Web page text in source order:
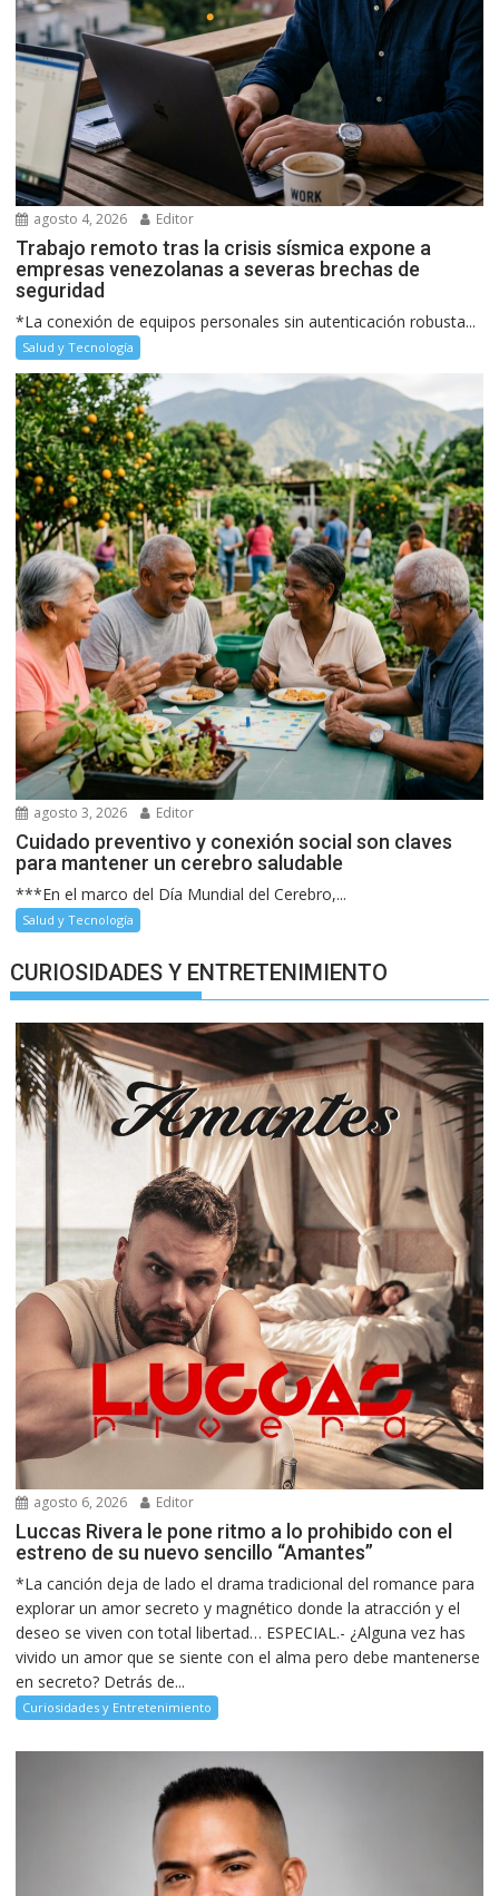
agosto 4, 2026 Editor
Trabajo remoto tras la crisis sísmica expone a
empresas venezolanas a severas brechas de
seguridad
*La conexión de equipos personales sin autenticación robusta...
Salud y Tecnología
agosto 3, 2026 Editor
Cuidado preventivo y conexión social son claves
para mantener un cerebro saludable
***En el marco del Día Mundial del Cerebro,...
Salud y Tecnología
CURIOSIDADES Y ENTRETENIMIENTO
agosto 6, 2026 Editor
Luccas Rivera le pone ritmo a lo prohibido con el
estreno de su nuevo sencillo “Amantes”
*La canción deja de lado el drama tradicional del romance para
explorar un amor secreto y magnético donde la atracción y el
deseo se viven con total libertad… ESPECIAL.- ¿Alguna vez has
vivido un amor que se siente con el alma pero debe mantenerse
en secreto? Detrás de...
Curiosidades y Entretenimiento